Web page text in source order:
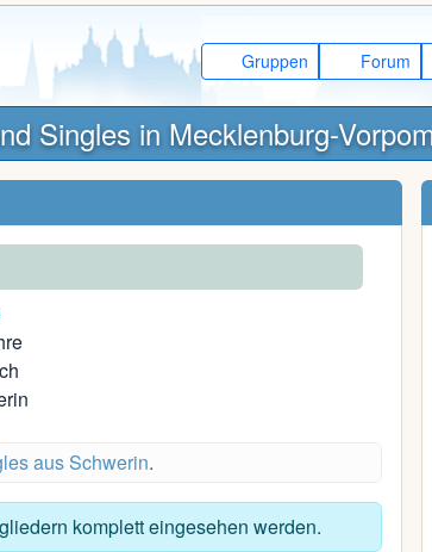
Gruppen Forum
Singles in Mecklenburg-
aus Schwerin.
komplett eingesehen werden.
Wovka_one
35, Rostock